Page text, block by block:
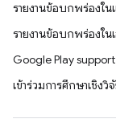
รายงานข้อบกพร่องใ
รายงานข้อบกพร่องใน
Google Play support
เข้าร่วมการศึกษาเชิงวิ